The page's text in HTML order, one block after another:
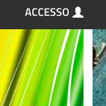
ACCESSO